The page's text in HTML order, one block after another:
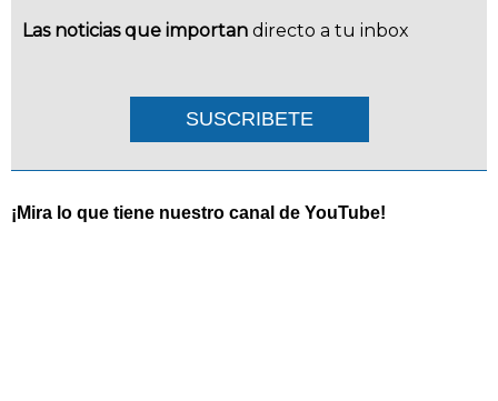
Las noticias que importan directo a tu inbox
SUSCRIBETE
¡Mira lo que tiene nuestro canal de YouTube!